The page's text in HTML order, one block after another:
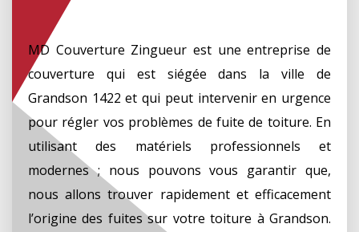
MD Couverture Zingueur est une entreprise de
couverture qui est siégée dans la ville de
Grandson 1422 et qui peut intervenir en urgence
pour régler vos problèmes de fuite de toiture. En
utilisant des matériels professionnels et
modernes ; nous pouvons vous garantir que,
nous allons trouver rapidement et efficacement
l’origine des fuites sur votre toiture à Grandson.